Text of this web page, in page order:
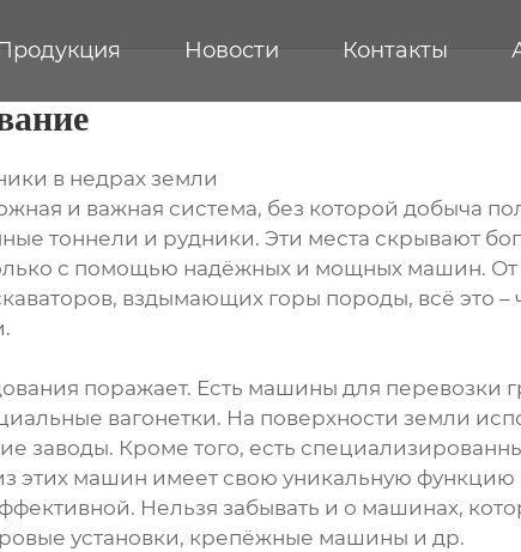
Новости Контакты
в недрах земли
и важная система, без которой добыча
тоннели и рудники. Эти места скрывают
с помощью надёжных и мощных машин. От
вздымающих горы породы, всё это –
поражает. Есть машины для перевозки
вагонетки. На поверхности земли
заводы. Кроме того, есть
этих машин имеет свою уникальную функцию
Нельзя забывать и о машинах,
установки, крепёжные машины и др.